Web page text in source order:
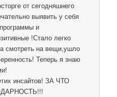
от сегодняшнего
выявить у себя
и
!Стало легко
смотреть на вещи,ушло
Теперь я знаю
инсайтов! ЗА ЧТО